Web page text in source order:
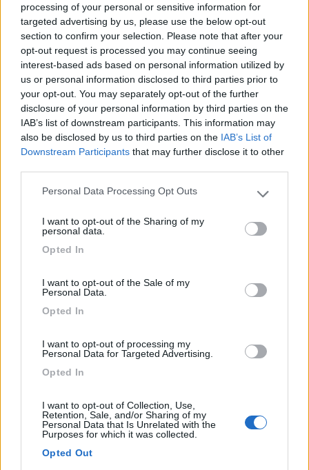
processing of your personal or sensitive information for
targeted advertising by us, please use the below opt-out
section to confirm your selection. Please note that after your
opt-out request is processed you may continue seeing
interest-based ads based on personal information utilized by
us or personal information disclosed to third parties prior to
your opt-out. You may separately opt-out of the further
disclosure of your personal information by third parties on the
IAB’s list of downstream participants. This information may
also be disclosed by us to third parties on the IAB’s List of
Downstream Participants that may further disclose it to other
Please note that this website/app uses one or more Google
not limited to your visit or usage behaviour. You may click to
grant or deny consent to Google and its third-party tags to
use your data for below specified purposes in below Google
Personal Data Processing Opt Outs
I want to opt-out of the Sharing of my
personal data.
Opted In
I want to opt-out of the Sale of my
Personal Data.
Opted In
I want to opt-out of processing my
Personal Data for Targeted Advertising.
Opted In
I want to opt-out of Collection, Use,
Retention, Sale, and/or Sharing of my
Personal Data that Is Unrelated with the
Purposes for which it was collected.
Opted Out
Campeggio
Camping Santa Maria di Leuca
7 4
Servizi / Posizione
A circa 2 km dal centro e a 3 km dal mare, la struttura
Gagliano del Capo (LE) - 10.8km